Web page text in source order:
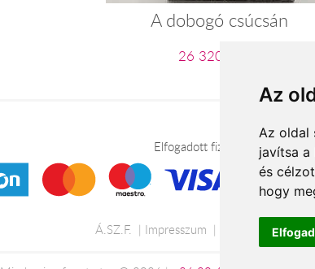
Az
Az oldal
javítsa a
és
hogy
A dobogó csúcsán
26 320 Ft-tól
Elfogadott fizetési módok
Á.SZ.F. Impresszum Adatkezelési